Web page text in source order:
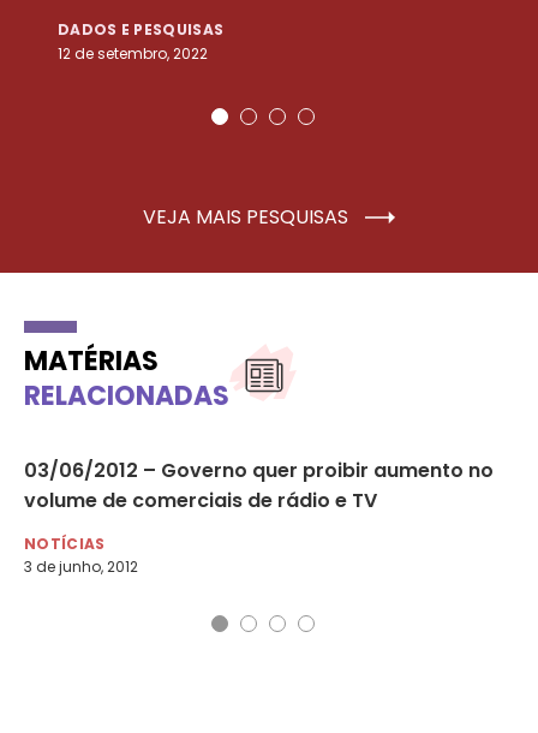
DADOS E PESQUISAS
12 de setembro, 2022
VEJA MAIS PESQUISAS
MATÉRIAS
RELACIONADAS
03/06/2012 – Governo quer proibir aumento no
volume de comerciais de rádio e TV
NOTÍCIAS
3 de junho, 2012